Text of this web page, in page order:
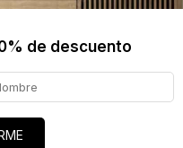
VIVIR CON
oficina es
de descuento